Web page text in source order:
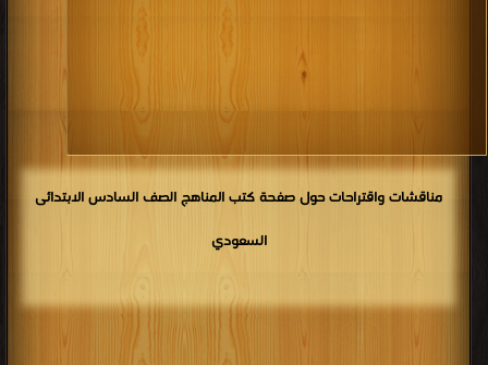
مناقشات واقتراحات حول صفحة كتب المناهج الصف السادس الابتدائى
السعودي